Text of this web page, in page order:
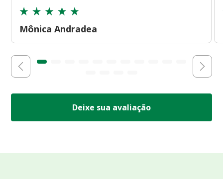
Mônica Andradea
Deixe sua avaliação